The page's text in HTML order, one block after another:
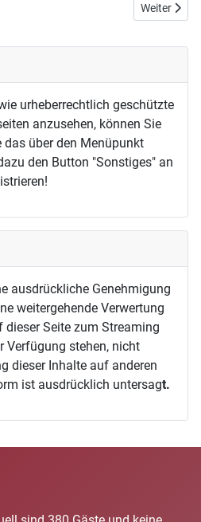
süßer Schein Nächster
Weiter
urheberrechtlich geschützte
anzusehen, können Sie
über den Menüpunkt
den Button "Sonstiges" an
ausdrückliche Genehmigung
weitergehende Verwertung
dieser Seite zum Streaming
Verfügung stehen, nicht
dieser Inhalte auf anderen
ist ausdrücklich untersagt.